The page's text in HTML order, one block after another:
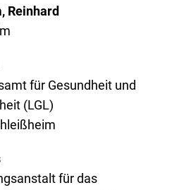
Reinhard
für Gesundheit und
(LGL)
für das